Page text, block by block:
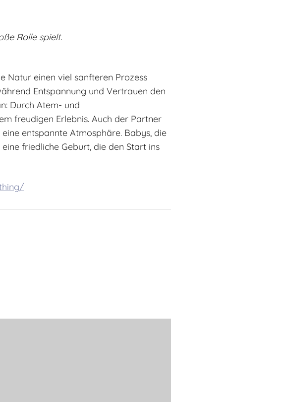
Rolle spielt.
Natur einen viel sanfteren Prozess
Entspannung und Vertrauen den
Durch Atem- und
freudigen Erlebnis. Auch der Partner
entspannte Atmosphäre. Babys, die
friedliche Geburt, die den Start ins